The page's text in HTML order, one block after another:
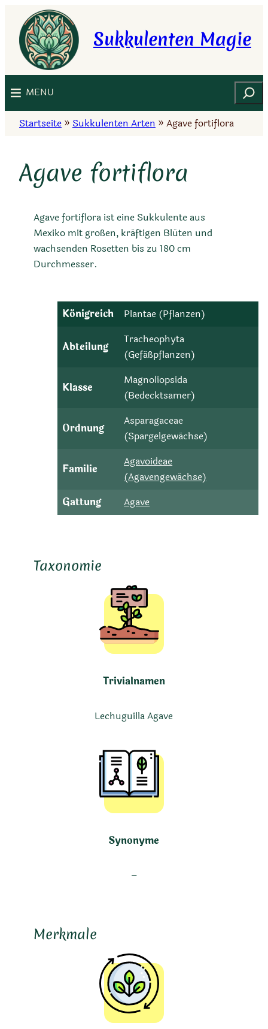
Inhalt
springen
Sukkulenten Magie
MENU Suchen
Startseite » Sukkulenten Arten » Agave fortiflora
Agave fortiflora
Agave fortiflora ist eine Sukkulente aus
Mexiko mit großen, kräftigen Blüten und
wachsenden Rosetten bis zu 180 cm
Durchmesser.
Königreich Plantae (Pflanzen)
Abteilung
Tracheophyta
(Gefäßpflanzen)
Klasse
Magnoliopsida
(Bedecktsamer)
Ordnung
Asparagaceae
(Spargelgewächse)
Familie
Agavoideae
(Agavengewächse)
Gattung
Agave
Taxonomie
Trivialnamen
Lechuguilla Agave
Synonyme
–
Merkmale